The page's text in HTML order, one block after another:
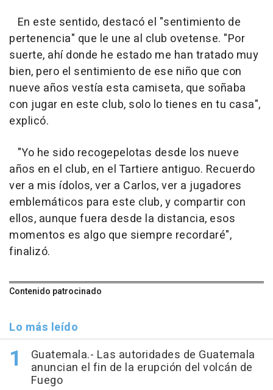
En este sentido, destacó el "sentimiento de
pertenencia" que le une al club ovetense. "Por
suerte, ahí donde he estado me han tratado muy
bien, pero el sentimiento de ese niño que con
nueve años vestía esta camiseta, que soñaba
con jugar en este club, solo lo tienes en tu casa",
explicó.
"Yo he sido recogepelotas desde los nueve
años en el club, en el Tartiere antiguo. Recuerdo
ver a mis ídolos, ver a Carlos, ver a jugadores
emblemáticos para este club, y compartir con
ellos, aunque fuera desde la distancia, esos
momentos es algo que siempre recordaré",
finalizó.
Contenido patrocinado
Lo más leído
Guatemala.- Las autoridades de Guatemala
anuncian el fin de la erupción del volcán de
Fuego